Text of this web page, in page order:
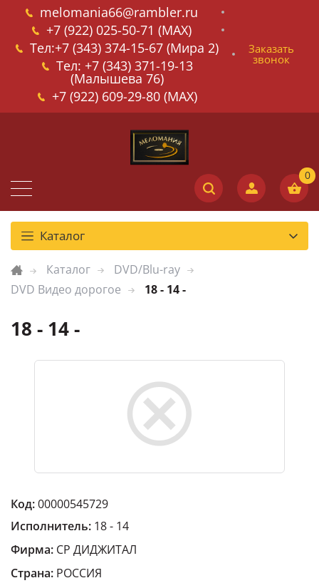
melomania66@rambler.ru
+7 (922) 025-50-71 (MAX)
Тел:+7 (343) 374-15-67 (Мира 2)
Тел: +7 (343) 371-19-13
(Малышева 76)
+7 (922) 609-29-80 (MAX)
Заказать
звонок
Каталог
Каталог
DVD/Blu-ray
DVD Видео дорогое
18 - 14 -
18 - 14 -
Код:00000545729
Исполнитель: 18 - 14
Фирма: СР ДИДЖИТАЛ
Страна: РОССИЯ